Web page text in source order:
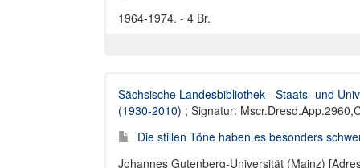
1964-1974. - 4 Br.
Sächsische Landesbibliothek - Staats- und
(1930-2010) ; Signatur:
Die stillen Töne haben es besonders
Johannes Gutenberg-Universität (Mainz)